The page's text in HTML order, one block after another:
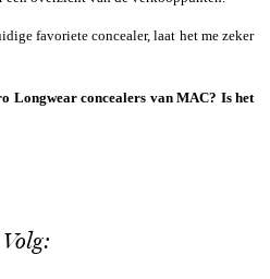
favoriete concealer, laat het me zeker
Longwear concealers van MAC? Is het
Volg: